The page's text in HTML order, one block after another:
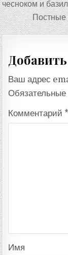
по
записям
чесноком и
Постные
Ваш адрес
Комментарий *
Имя